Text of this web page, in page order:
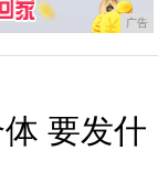
广告
要发什